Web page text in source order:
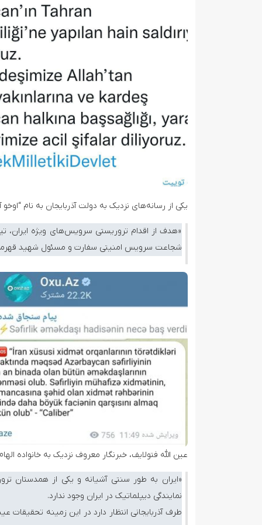
یکی از رسانه‌های نزدیک به دولت آذربایجان به نام
«هدف از اقدام تروریستی سرویس‌های ویژه ایران،
شجاعت سرویس امنیتی سفارت و مسئول شهید
عین الله فتولایف، خبرنگار معروف نزدیک به خانواده
«ایران به طور سنتی آشیانه و یکی از همدستان
نمایندگی دیپلماتیک در ایران وجود ندارد.
طرف آذربایجانی انتظار دارد در این زمینه تحقیقات